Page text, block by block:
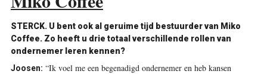
STERCK. U bent ook al geruime tijd bestuurder van Miko
Coffee. Zo heeft u drie totaal verschillende rollen van
ondernemer leren kennen?
Joosen: “Ik voel me een begenadigd ondernemer en heb kansen